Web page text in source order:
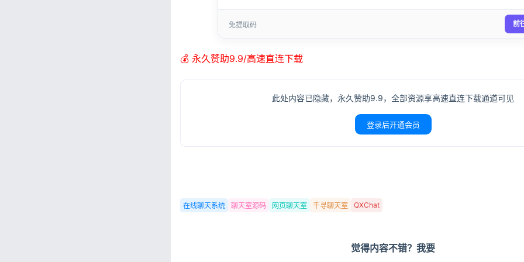
免提取码 前
💰 永久赞助9.9/高速直连下载
此处内容已隐藏，永久赞助9.9，全部资源享高速直连下载通道可见
登录后开通会员
在线聊天系统 聊天室源码 网页聊天室 千寻聊天室 QXChat
觉得内容不错？我要